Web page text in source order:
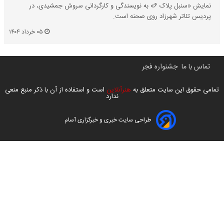
نمایش «سنبل پلاک ۶» به نویسندگی و کارگردانی سروش جمشیدی، در
پردیس تئاتر شهرزاد روی صحنه است.
تماس با ما جشنواره فجر
تمامی حقوق این سایت متعلق به هنرآنلاین است و استفاده از آن با ذکر منبع منعی
ندارد
طراحی سایت خبری و خبرگزاری آسام